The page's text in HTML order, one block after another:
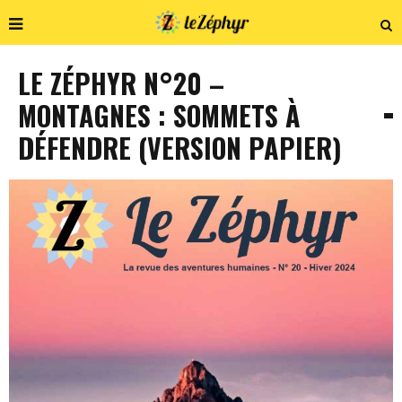
LE ZÉPHYR N°20 –
MONTAGNES : SOMMETS À
DÉFENDRE (VERSION PAPIER)